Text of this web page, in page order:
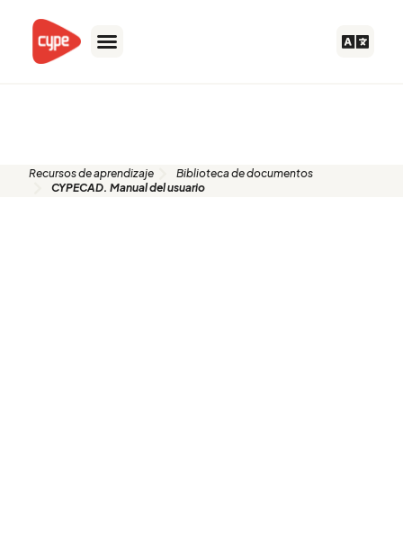
contenido
Recursos de aprendizaje
Biblioteca de documentos
CYPECAD. Manual del usuario